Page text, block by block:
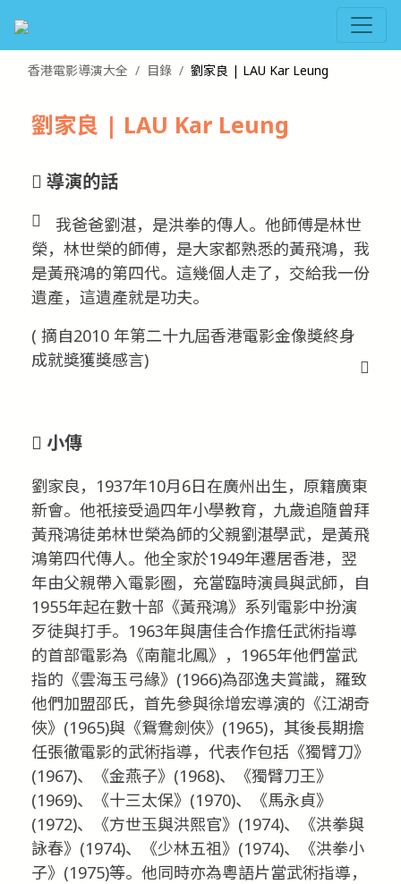
香港電影導演大全 目錄 劉家良 | LAU Kar Leung
劉家良 | LAU Kar Leung
導演的話
我爸爸劉湛，是洪拳的傳人。他師傅是林世
榮，林世榮的師傅，是大家都熟悉的黃飛鴻，我
是黃飛鴻的第四代。這幾個人走了，交給我一份
遺產，這遺產就是功夫。
( 摘自2010 年第二十九屆香港電影金像獎終身
成就獎獲獎感言)
小傳
劉家良，1937年10月6日在廣州出生，原籍廣東
新會。他祇接受過四年小學教育，九歲追隨曾拜
黃飛鴻徒弟林世榮為師的父親劉湛學武，是黃飛
鴻第四代傳人。他全家於1949年遷居香港，翌
年由父親帶入電影圈，充當臨時演員與武師，自
1955年起在數十部《黃飛鴻》系列電影中扮演
歹徒與打手。1963年與唐佳合作擔任武術指導
的首部電影為《南龍北鳳》，1965年他們當武
指的《雲海玉弓緣》(1966)為邵逸夫賞識，羅致
他們加盟邵氏，首先參與徐增宏導演的《江湖奇
俠》(1965)與《鴛鴦劍俠》(1965)，其後長期擔
任張徹電影的武術指導，代表作包括《獨臂刀》
(1967)、《金燕子》(1968)、《獨臂刀王》
(1969)、《十三太保》(1970)、《馬永貞》
(1972)、《方世玉與洪熙官》(1974)、《洪拳與
詠春》(1974)、《少林五祖》(1974)、《洪拳小
子》(1975)等。他同時亦為粵語片當武術指導，